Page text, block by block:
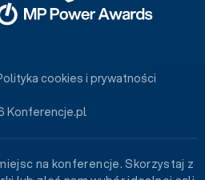
Konferencje.pl
cookies i prywatności
na konferencje. Skorzystaj z